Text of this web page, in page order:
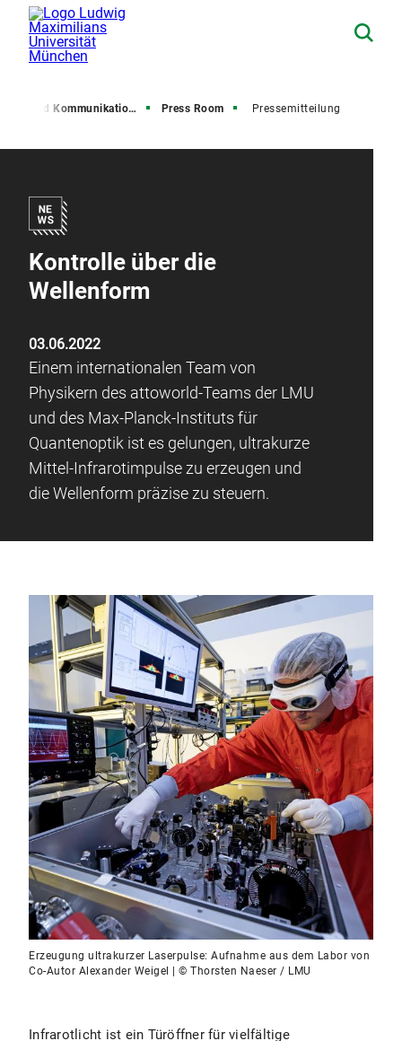
und Kommunikation (PuK) Press Room Pressemitteilung
Kontrolle über die
Wellenform
03.06.2022
Einem internationalen Team von
Physikern des attoworld-Teams der LMU
und des Max-Planck-Instituts für
Quantenoptik ist es gelungen, ultrakurze
Mittel-Infrarotimpulse zu erzeugen und
die Wellenform präzise zu steuern.
Erzeugung ultrakurzer Laserpulse: Aufnahme aus dem Labor von
Co-Autor Alexander Weigel | © Thorsten Naeser / LMU
Infrarotlicht ist ein Türöffner für vielfältige